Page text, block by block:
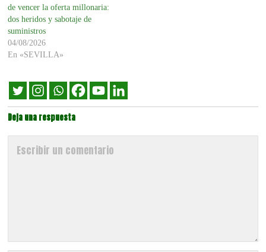
de vencer la oferta millonaria:
dos heridos y sabotaje de
suministros
04/08/2026
En «SEVILLA»
Deja una respuesta